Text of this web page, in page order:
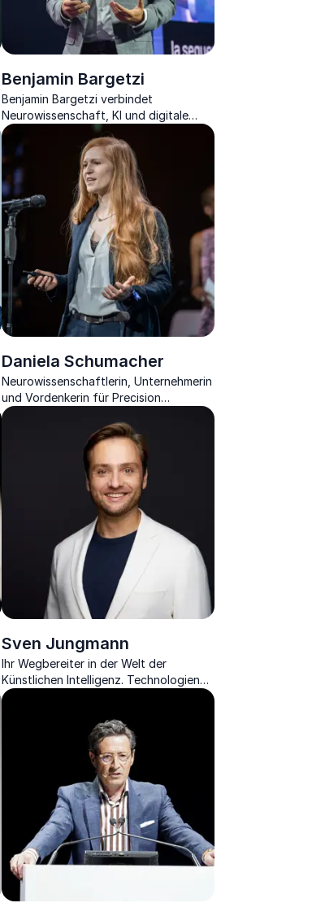
Benjamin Bargetzi
Benjamin Bargetzi verbindet
Neurowissenschaft, KI und digitale
Transformation zu praxisnahen
Strategien für Unternehmen und
Führungskräfte weltweit.
Daniela Schumacher
Neurowissenschaftlerin, Unternehmerin
und Vordenkerin für Precision
Mental Health
Sven Jungmann
Ihr Wegbereiter in der Welt der
Künstlichen Intelligenz. Technologien
der Zukunft und Deep Tech.